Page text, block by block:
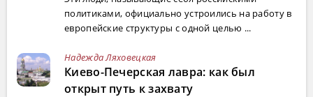
политиками, официально устроились на работу в
европейские структуры с одной целью ...
Надежда Ляховецкая
Киево-Печерская лавра: как был
открыт путь к захвату